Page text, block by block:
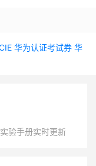
华为认证考试券 华
验手册实时更新